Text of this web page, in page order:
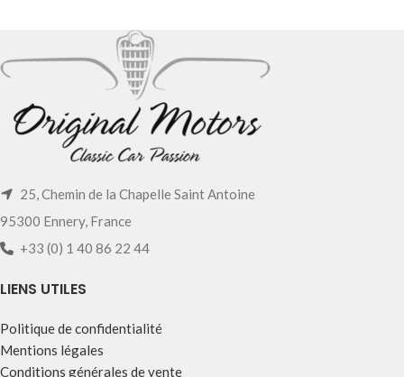
25, Chemin de la Chapelle Saint Antoine
95300 Ennery, France
+33 (0) 1 40 86 22 44
LIENS UTILES
Politique de confidentialité
Mentions légales
Conditions générales de vente